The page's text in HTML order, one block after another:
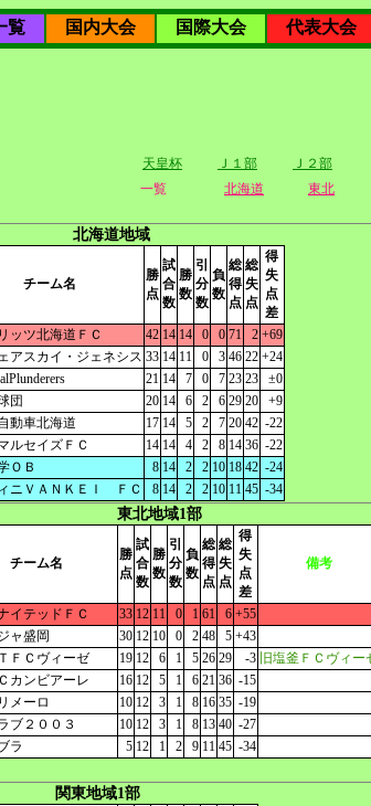
覧 国内大会 国際大会 代表大会
天皇杯 Ｊ１部 Ｊ２部
一覧
北海道 東北
北海道地域
チーム名
勝
点
試
合
数
勝
数
引
分
数
負
数
総
得
点
総
失
点
得
失
点
差
ッツ北海道ＦＣ 42 14 14 0 0 71 2 +69
アスカイ・ジェネシス 33 14 11 0 3 46 22 +24
21 14 7 0 7 23 23
±0
団 20 14 6 2 6 29 20
+9
動車北海道 17 14 5 2 7 20 42 -22
ルセイズＦＣ 14 14 4 2 8 14 36 -22
ＯＢ 8 14 2 2 10 18 42 -24
ニＶＡＮＫＥＩ ＦＣ 8 14 2 2 10 11 45 -34
東北地域1部
チーム名
勝
点
試
合
数
勝
数
引
分
数
負
数
総
得
点
総
失
点
得
失
点
差
備考
イテッドＦＣ 33 12 11 0 1 61 6 +55
ャ盛岡 30 12 10 0 2 48 5 +43
ＦＣヴィーゼ 19 12 6 1 5 26 29 -3
旧塩釜ＦＣヴィー
カンビアーレ 16 12 5 1 6 21 36 -15
メーロ 10 12 3 1 8 16 35 -19
ブ２００３ 10 12 3 1 8 13 40 -27
ラ 5 12 1 2 9 11 45 -34
関東地域1部